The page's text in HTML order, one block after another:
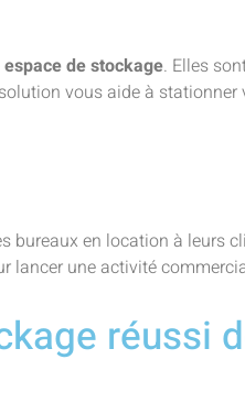
de stockage. Elles
vous aide à stationner
bureaux en location à leurs
lancer une activité
réussi